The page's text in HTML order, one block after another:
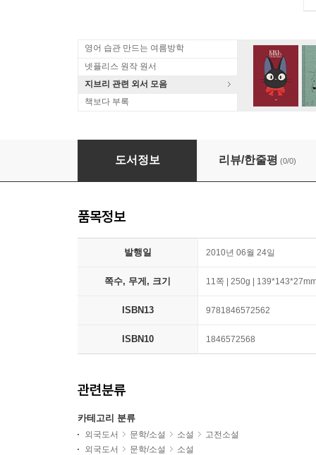
영어 습관 만드는 여름방학
넷플리스 원작 원서
지브리 관련 외서 모음
책보다 부록
To Kill A Mockingbird
도서정보 리뷰/한줄평 (0/0)
품목정보
발행일 2010년 06월 24일
쪽수, 무게, 크기 11쪽 | 250g |
ISBN13 9781846572562
ISBN10 1846572568
관련분류
카테고리 분류
외국도서 문학/소설 소설
고전소설
외국도서
문학/소설
소설